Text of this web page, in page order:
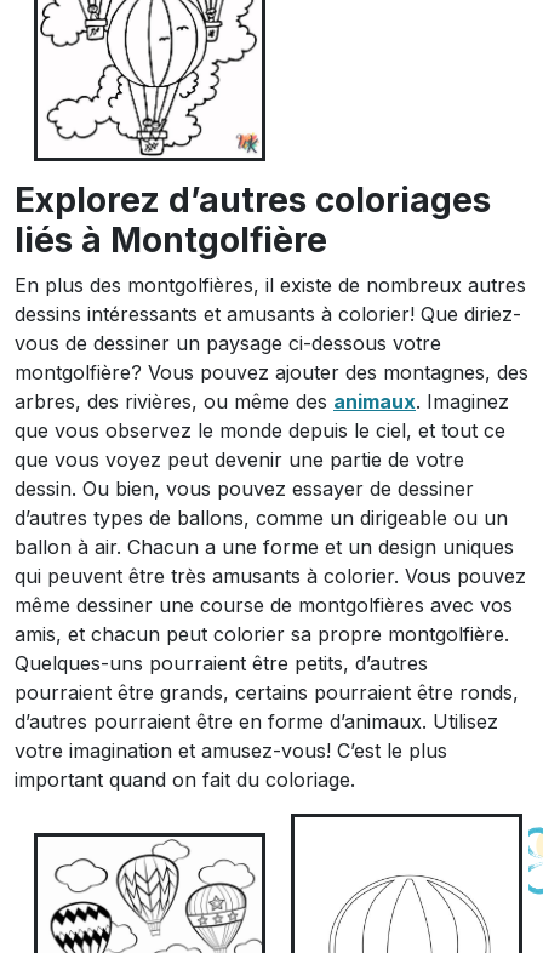
Explorez d’autres coloriages
liés à Montgolfière
En plus des montgolfières, il existe de nombreux autres
dessins intéressants et amusants à colorier! Que diriez-
vous de dessiner un paysage ci-dessous votre
montgolfière? Vous pouvez ajouter des montagnes, des
arbres, des rivières, ou même des animaux. Imaginez
que vous observez le monde depuis le ciel, et tout ce
que vous voyez peut devenir une partie de votre
dessin. Ou bien, vous pouvez essayer de dessiner
d’autres types de ballons, comme un dirigeable ou un
ballon à air. Chacun a une forme et un design uniques
qui peuvent être très amusants à colorier. Vous pouvez
même dessiner une course de montgolfières avec vos
amis, et chacun peut colorier sa propre montgolfière.
Quelques-uns pourraient être petits, d’autres
pourraient être grands, certains pourraient être ronds,
d’autres pourraient être en forme d’animaux. Utilisez
votre imagination et amusez-vous! C’est le plus
important quand on fait du coloriage.